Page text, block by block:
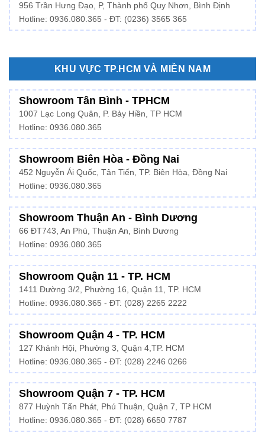
956 Trần Hưng Đạo, P, Thành phố Quy Nhơn, Bình Định
Hotline: 0936.080.365 - ĐT: (0236) 3565 365
KHU VỰC TP.HCM VÀ MIỀN NAM
Showroom Tân Bình - TPHCM
1007 Lạc Long Quân, P. Bảy Hiền, TP HCM
Hotline: 0936.080.365
Showroom Biên Hòa - Đồng Nai
452 Nguyễn Ái Quốc, Tân Tiến, TP. Biên Hòa, Đồng Nai
Hotline: 0936.080.365
Showroom Thuận An - Bình Dương
66 ĐT743, An Phú, Thuận An, Bình Dương
Hotline: 0936.080.365
Showroom Quận 11 - TP. HCM
1411 Đường 3/2, Phường 16, Quận 11, TP. HCM
Hotline: 0936.080.365 - ĐT: (028) 2265 2222
Showroom Quận 4 - TP. HCM
127 Khánh Hội, Phường 3, Quận 4,TP. HCM
Hotline: 0936.080.365 - ĐT: (028) 2246 0266
Showroom Quận 7 - TP. HCM
877 Huỳnh Tấn Phát, Phú Thuận, Quận 7, TP HCM
Hotline: 0936.080.365 - ĐT: (028) 6650 7787